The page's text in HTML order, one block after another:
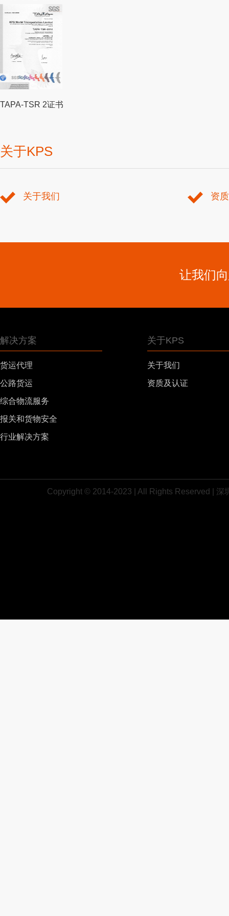
TAPA-TSR 2证书
关于KPS
关于我们 资
让我们
解决方案
货运代理
公路货运
综合物流服务
报关和货物安全
行业解决方案
关于KPS
关于我们
资质及认证
Copyright © 2014-2023 | All Rights Reserved |